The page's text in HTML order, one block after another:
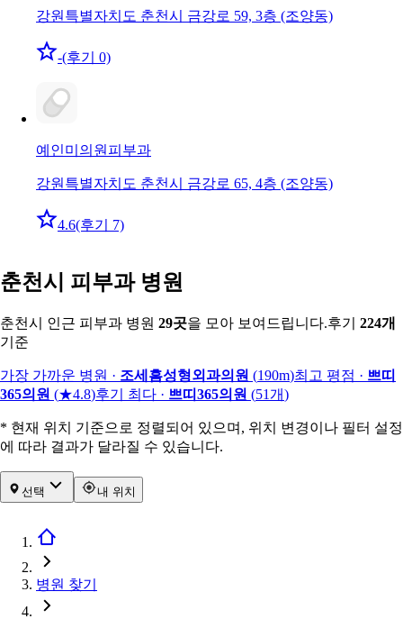
강원특별자치도 춘천시 금강로 59, 3층 (조양동)
-(후기 0)
예인미의원 피부과
강원특별자치도 춘천시 금강로 65, 4층 (조양동)
4.6(후기 7)
춘천시 피부과 병원
춘천시 인근 피부과 병원 29곳을 모아 보여드립니다.후기 224개
기준
가장 가까운 병원 · 조세흠성형외과의원 (190m)최고 평점 · 쁘띠
365의원 (★4.8)후기 최다 · 쁘띠365의원 (51개)
* 현재 위치 기준으로 정렬되어 있으며, 위치 변경이나 필터 설정
에 따라 결과가 달라질 수 있습니다.
선택 내 위치
병원 찾기